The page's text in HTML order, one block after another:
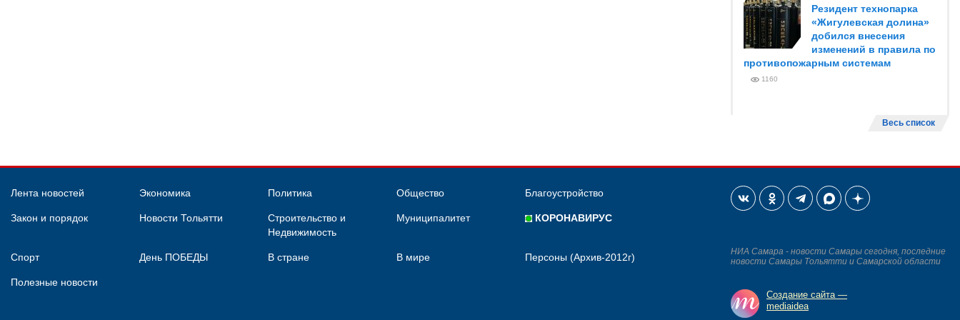
Резидент технопарка
«Жигулевская долина»
добился внесения
изменений в правила по
противопожарным системам
1160
Весь список
Лента новостей Экономика Политика Общество Благоустройство
Закон и порядок Новости Тольятти
Строительство и
Недвижимость
Муниципалитет КОРОНАВИРУС
Спорт День ПОБЕДЫ В стране В мире Персоны (Архив-2012г)
Полезные новости
НИА Самара - новости Самары сегодня, последние
новости Самары Тольятти и Самарской области
Создание сайта —
mediaidea